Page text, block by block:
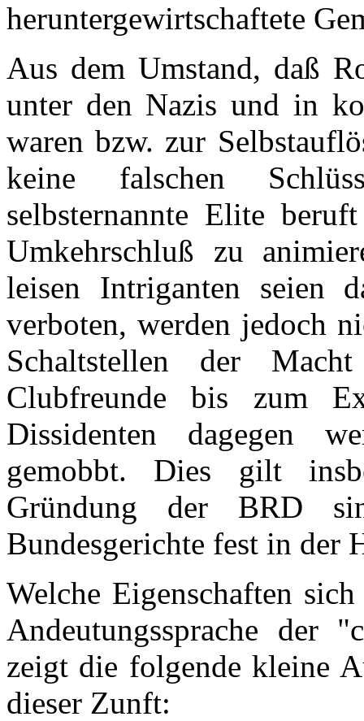
heruntergewirtschaftete
Aus dem Umstand, daß
unter den Nazis und in
waren bzw. zur
keine falschen
selbsternannte Elite
Umkehrschluß zu
leisen Intriganten seien
verboten, werden jedoch
Schaltstellen der
Clubfreunde bis zum
Dissidenten dagegen
gemobbt. Dies gilt
Gründung der BRD
Bundesgerichte fest in der
Welche Eigenschaften
Andeutungssprache der
zeigt die folgende kleine
dieser Zunft: